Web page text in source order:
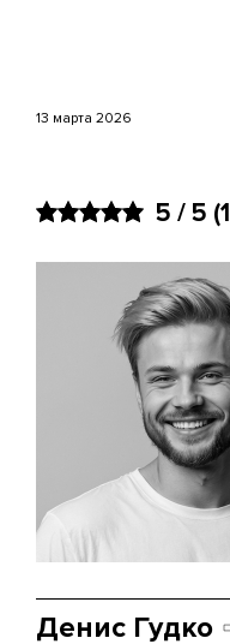
13 марта 2026
5 / 5 (1
Денис Гудко